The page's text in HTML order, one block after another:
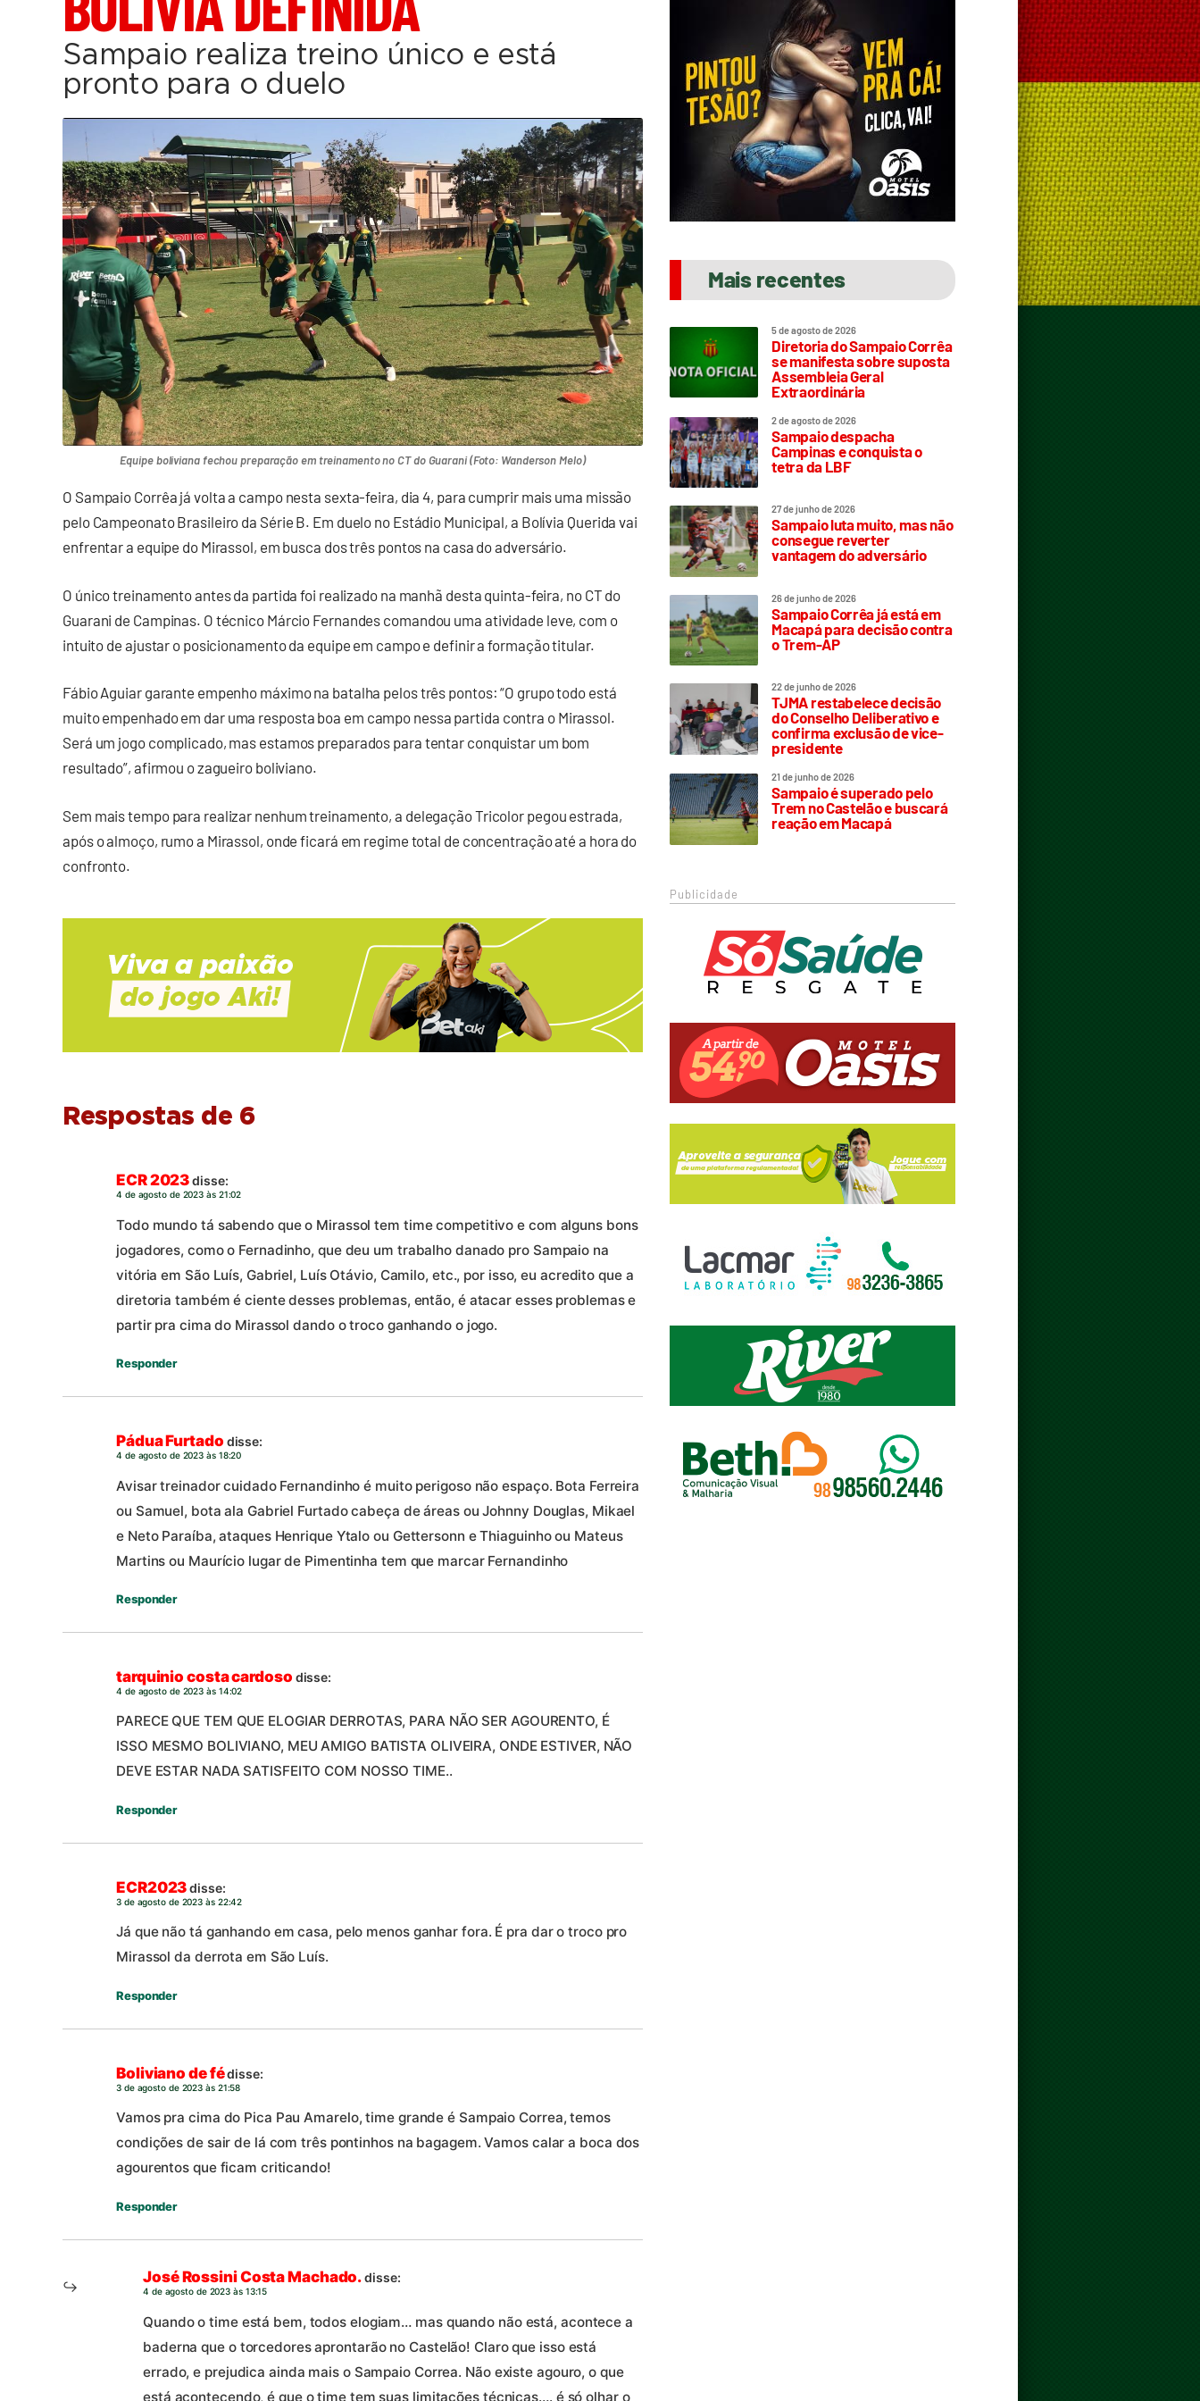
Sampaio realiza treino único e está
pronto para o duelo
Equipe boliviana fechou preparação em treinamento no CT do Guarani (Foto: Wanderson Melo)
O Sampaio Corrêa já volta a campo nesta sexta-feira, dia 4, para cumprir mais uma missão
pelo Campeonato Brasileiro da Série B. Em duelo no Estádio Municipal, a Bolívia Querida vai
enfrentar a equipe do Mirassol, em busca dos três pontos na casa do adversário.
O único treinamento antes da partida foi realizado na manhã desta quinta-feira, no CT do
Guarani de Campinas. O técnico Márcio Fernandes comandou uma atividade leve, com o
intuito de ajustar o posicionamento da equipe em campo e definir a formação titular.
Fábio Aguiar garante empenho máximo na batalha pelos três pontos: “O grupo todo está
muito empenhado em dar uma resposta boa em campo nessa partida contra o Mirassol.
Será um jogo complicado, mas estamos preparados para tentar conquistar um bom
resultado”, afirmou o zagueiro boliviano.
Sem mais tempo para realizar nenhum treinamento, a delegação Tricolor pegou estrada,
após o almoço, rumo a Mirassol, onde ficará em regime total de concentração até a hora do
confronto.
Respostas de 6
ECR 2023disse:
4 de agosto de 2023 às 21:02
Todo mundo tá sabendo que o Mirassol tem time competitivo e com alguns bons
jogadores, como o Fernadinho, que deu um trabalho danado pro Sampaio na
vitória em São Luís, Gabriel, Luís Otávio, Camilo, etc., por isso, eu acredito que a
diretoria também é ciente desses problemas, então, é atacar esses problemas e
partir pra cima do Mirassol dando o troco ganhando o jogo.
Responder
Pádua Furtado disse:
4 de agosto de 2023 às 18:20
Avisar treinador cuidado Fernandinho é muito perigoso não espaço. Bota Ferreira
ou Samuel, bota ala Gabriel Furtado cabeça de áreas ou Johnny Douglas, Mikael
e Neto Paraíba, ataques Henrique Ytalo ou Gettersonn e Thiaguinho ou Mateus
Martins ou Maurício lugar de Pimentinha tem que marcar Fernandinho
Responder
tarquinio costa cardoso disse:
4 de agosto de 2023 às 14:02
PARECE QUE TEM QUE ELOGIAR DERROTAS, PARA NÃO SER AGOURENTO, É
ISSO MESMO BOLIVIANO, MEU AMIGO BATISTA OLIVEIRA, ONDE ESTIVER, NÃO
DEVE ESTAR NADA SATISFEITO COM NOSSO TIME..
Responder
ECR2023disse:
3 de agosto de 2023 às 22:42
Já que não tá ganhando em casa, pelo menos ganhar fora. É pra dar o troco pro
Mirassol da derrota em São Luís.
Responder
Boliviano de fédisse:
3 de agosto de 2023 às 21:58
Vamos pra cima do Pica Pau Amarelo, time grande é Sampaio Correa, temos
condições de sair de lá com três pontinhos na bagagem. Vamos calar a boca dos
agourentos que ficam criticando!
Responder
José Rossini Costa Machado.disse:
4 de agosto de 2023 às 13:15
Quando o time está bem, todos elogiam… mas quando não está, acontece a
baderna que o torcedores aprontarão no Castelão! Claro que isso está
errado, e prejudica ainda mais o Sampaio Correa. Não existe agouro, o que
está acontecendo, é que o time tem suas limitações técnicas…. é só olhar o
Mais recentes
5 de agosto de 2026
Diretoria do Sampaio Corrêa
se manifesta sobre suposta
Assembleia Geral
Extraordinária
2 de agosto de 2026
Sampaio despacha
Campinas e conquista o
tetra da LBF
27 de junho de 2026
Sampaio luta muito, mas não
consegue reverter
vantagem do adversário
26 de junho de 2026
Sampaio Corrêa já está em
Macapá para decisão contra
o Trem-AP
22 de junho de 2026
TJMA restabelece decisão
do Conselho Deliberativo e
confirma exclusão de vice-
presidente
21 de junho de 2026
Sampaio é superado pelo
Trem no Castelão e buscará
reação em Macapá
Publicidade